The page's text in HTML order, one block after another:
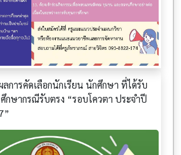
ลการคัดเลือกนักเรียน นักศึกษา ที่ได้รับ
กษากรณีรับตรง “รอบโควตา ประจำปี